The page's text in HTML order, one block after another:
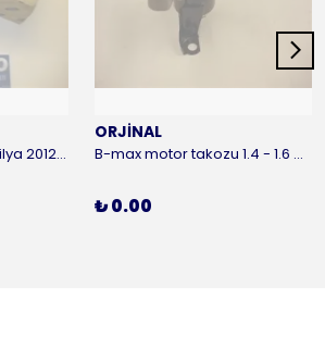
B-max arka poryalı bilya 2012-2016 ORJİNAL
ORJİNAL
B-max motor takozu 1.4 - 1.6 benzinli 2012-2016 ORJİNAL
₺ 0.00